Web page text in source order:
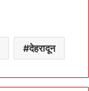
देहरादून